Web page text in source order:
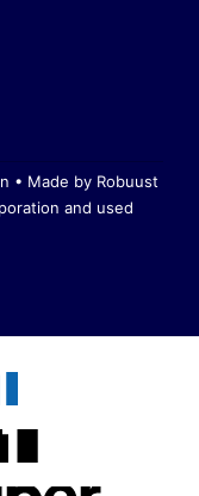
• Made by Robuust
and used